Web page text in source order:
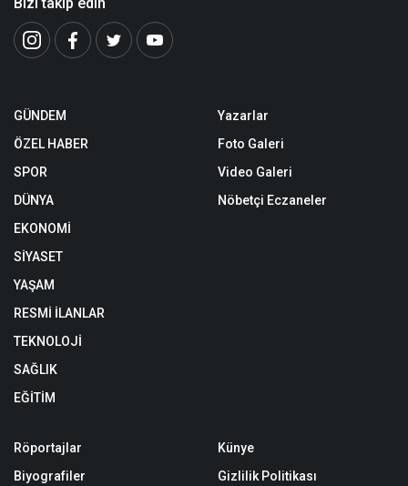
GÜNDEM
ÖZEL HABER
SPOR
DÜNYA
EKONOMİ
SİYASET
YAŞAM
RESMİ İLANLAR
TEKNOLOJİ
SAĞLIK
EĞİTİM
Yazarlar
Foto Galeri
Video Galeri
Nöbetçi Eczaneler
Röportajlar
Biyografiler
Künye
Gizlilik Politikası